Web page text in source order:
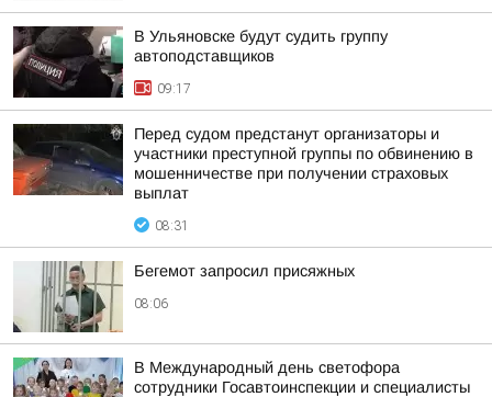
В Ульяновске будут судить группу
автоподставщиков
09:17
Перед судом предстанут организаторы и
участники преступной группы по обвинению в
мошенничестве при получении страховых
выплат
08:31
Бегемот запросил присяжных
08:06
В Международный день светофора
сотрудники Госавтоинспекции и специалисты